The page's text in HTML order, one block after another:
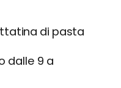
di pasta
dalle 9 a